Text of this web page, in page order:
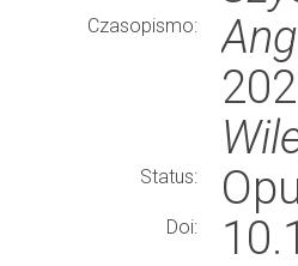
Czasopismo:
Status:
Doi: